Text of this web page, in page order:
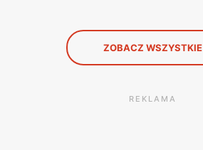
ZOBACZ WSZYSTKIE
REKLAMA